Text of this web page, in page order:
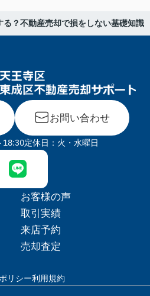
？不動産売却で損をしない基礎知識
お問い合わせ
18:30定休日：火・水曜日
お客様の声
取引実績
来店予約
売却査定
リシー利用規約